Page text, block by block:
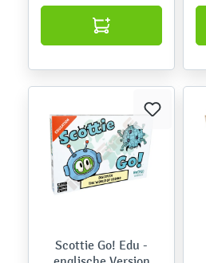
Scottie Go! Edu -